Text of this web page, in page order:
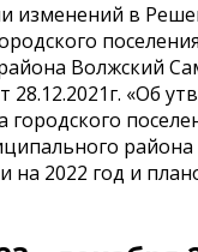
изменений в
Волжский
28.12.2021г. «Об
района
на 2022 год и